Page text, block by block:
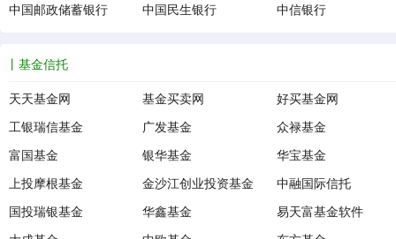
中国邮政储蓄银行
中国民生银行 中信银行
基金信托
天天基金网 基金买卖网
好买基金网
工银瑞信基金
广发基金
众禄基金
富国基金
银华基金
华宝基金
上投摩根基金
金沙江创业投资基金
中融国际信托
国投瑞银基金
华鑫基金
易天富基金软件